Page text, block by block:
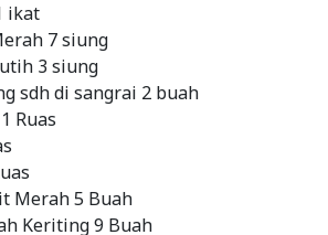
ikat
7 siung
3 siung
sdh di sangrai 2 buah
Ruas
Merah 5 Buah
Keriting 9 Buah